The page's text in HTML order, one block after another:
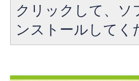
クリックして、ソ
ンストールしてく